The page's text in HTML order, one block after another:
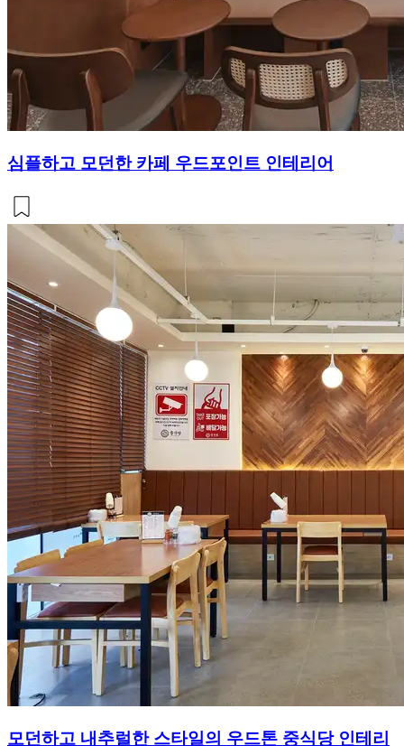
심플하고 모던한 카페 우드포인트 인테리어
모던하고 내추럴한 스타일의 우드톤 중식당 인테리